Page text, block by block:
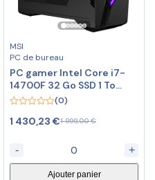
MSI
PC de bureau
PC gamer Intel Core i7-
14700F 32 Go SSD 1 To
NVIDIA
out
(0)
1 999,00€
1 430,23 €
- +
Ajouter panier